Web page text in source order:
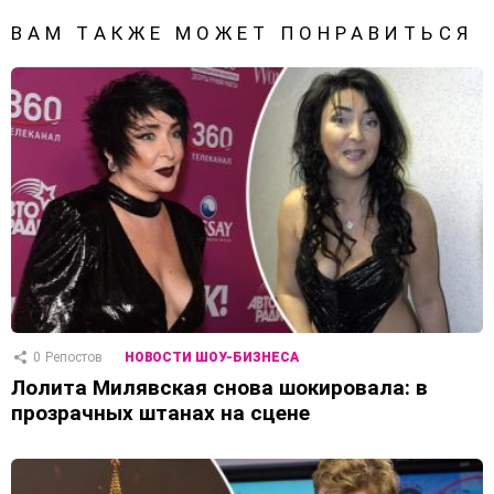
ВАМ ТАКЖЕ МОЖЕТ ПОНРАВИТЬСЯ
0 Репостов НОВОСТИ ШОУ-БИЗНЕСА
Лолита Милявская снова шокировала: в
прозрачных штанах на сцене